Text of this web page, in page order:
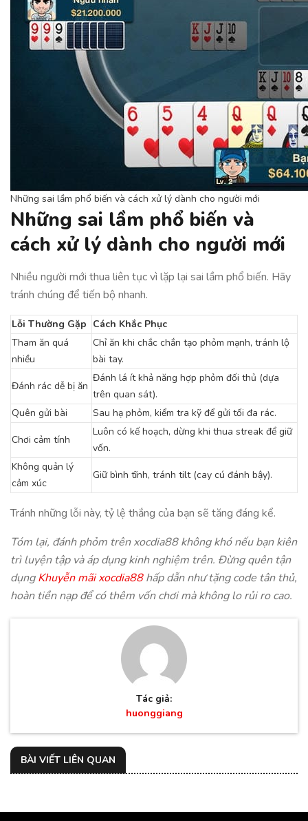
Những sai lầm phổ biến và cách xử lý dành cho người mới
Những sai lầm phổ biến và
cách xử lý dành cho người mới
Nhiều người mới thua liên tục vì lặp lại sai lầm phổ biến. Hãy
tránh chúng để tiến bộ nhanh.
Lỗi Thường Gặp Cách Khắc Phục
Tham ăn quá
nhiều
Chỉ ăn khi chắc chắn tạo phỏm mạnh, tránh lộ
bài tay.
Đánh rác dễ bị ăn
Đánh lá ít khả năng hợp phỏm đối thủ (dựa
trên quan sát).
Quên gửi bài
Sau hạ phỏm, kiểm tra kỹ để gửi tối đa rác.
Chơi cảm tính
Luôn có kế hoạch, dừng khi thua streak để giữ
vốn.
Không quản lý
cảm xúc
Giữ bình tĩnh, tránh tilt (cay cú đánh bậy).
Tránh những lỗi này, tỷ lệ thắng của bạn sẽ tăng đáng kể.
Tóm lại, đánh phỏm trên xocdia88 không khó nếu bạn kiên
trì luyện tập và áp dụng kinh nghiệm trên. Đừng quên tận
dụngKhuyễn mãi xocdia88hấp dẫn như tặng code tân thủ,
hoàn tiền nạp để có thêm vốn chơi mà không lo rủi ro cao.
Tác giả:
huonggiang
BÀI VIẾT LIÊN QUAN